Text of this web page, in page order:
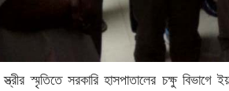
স্ত্রীর স্মৃতিতে ‌সরকারি হাসপাতালের চক্ষু